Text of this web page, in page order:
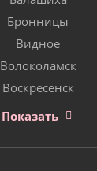
Бронницы
Видное
Волоколамск
Воскресенск
Показать